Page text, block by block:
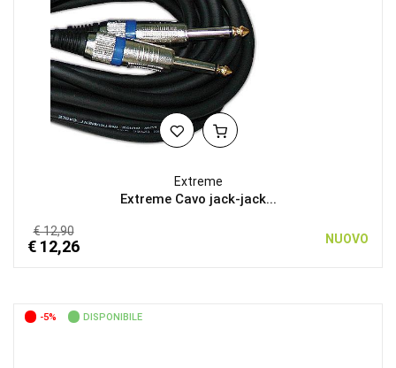
Extreme
Extreme Cavo jack-jack...
€ 12,90
€ 12,26 NUOVO
-5% DISPONIBILE